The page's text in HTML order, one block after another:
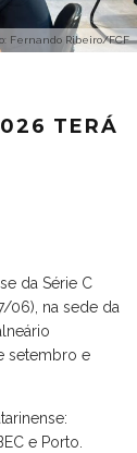
Fernando Ribeiro/FCF
TERÁ
da Série C
06), na sede da
setembro e
e Porto.